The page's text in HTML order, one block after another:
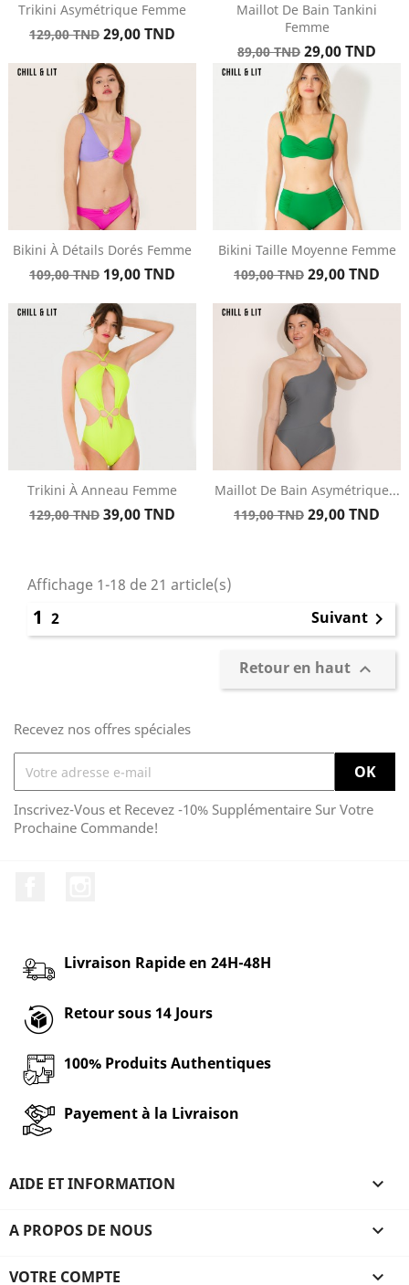
Trikini Asymétrique Femme
Prix
base
129,00 TND Prix
29,00 TND
Maillot De Bain Tankini
Femme
Prix
de
89,00 TND Prix
29,00 TND
Bikini À Détails Dorés Femme
Prix
base
109,00 TND Prix
19,00 TND
Bikini Taille Moyenne Femme
Prix
base
109,00 TND Prix
29,00 TND
Trikini À Anneau Femme
Prix
129,00 TND Prix
39,00 TND
Maillot De Bain Asymétrique...
Prix
119,00 TND Prix
29,00 TND
Affichage 1-18 de 21 article(s)
1 2 Suivant 
Retour en haut 
Recevez nos offres spéciales
Inscrivez-Vous et Recevez -10% Supplémentaire Sur Votre
Prochaine Commande!
Livraison Rapide en 24H-48H
Retour sous 14 Jours
100% Produits Authentiques
Payement à la Livraison
AIDE ET INFORMATION 
A PROPOS DE NOUS 
VOTRE COMPTE 